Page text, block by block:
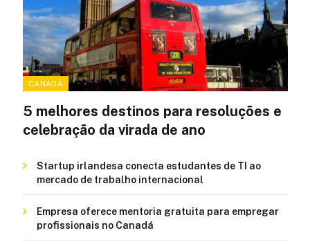
CANADÁ
5 melhores destinos para resoluções e
celebração da virada de ano
Startup irlandesa conecta estudantes de TI ao
mercado de trabalho internacional
Empresa oferece mentoria gratuita para empregar
profissionais no Canadá